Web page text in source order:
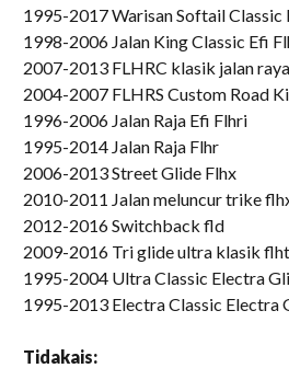
1995-2017 Warisan Softail Classic
1998-2006 Jalan King Classic Efi
2007-2013 FLHRC klasik jalan
2004-2007 FLHRS Custom Road
1996-2006 Jalan Raja Efi Flhri
1995-2014 Jalan Raja Flhr
2006-2013 Street Glide Flhx
2010-2011 Jalan meluncur trike
2012-2016 Switchback fld
2009-2016 Tri glide ultra klasik
1995-2004 Ultra Classic Electra
1995-2013 Electra Classic Electra
Tidakais: